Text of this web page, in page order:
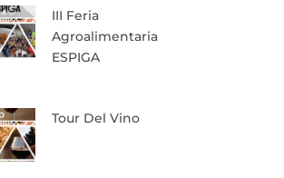
III Feria
Agroalimentaria
ESPIGA
Tour Del Vino